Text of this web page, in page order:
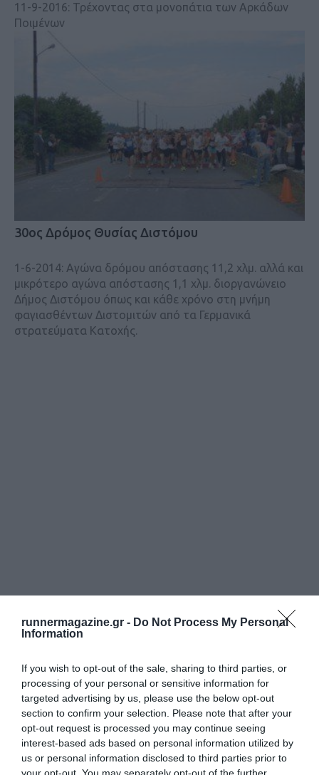
runnermagazine.gr - Do Not Process My Personal
Information
If you wish to opt-out of the sale, sharing to third parties, or
processing of your personal or sensitive information for
targeted advertising by us, please use the below opt-out
section to confirm your selection. Please note that after your
opt-out request is processed you may continue seeing
interest-based ads based on personal information utilized by
us or personal information disclosed to third parties prior to
11-9-2016: Τρέχοντας στα μονοπάτια των Αρκάδων
Ποιμένων
30ος Δρόμος Θυσίας Διστόμου
1-6-2014: Αγώνα δρόμου απόστασης 11,2 χλμ. αλλά και
μικρότερο αγώνα απόστασης 1,1 χλμ. διοργανώνειο
Δήμος Διστόμου όπως και κάθε χρόνο στη μνήμη
φαγιασθέντων Διστομιτών από τα Γερμανικά
στρατεύματα Κατοχής.